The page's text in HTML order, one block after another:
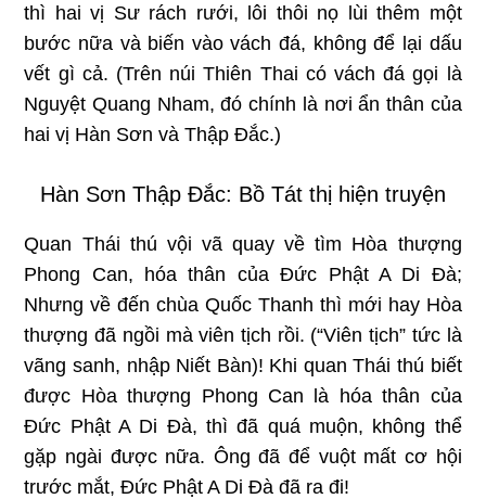
thì hai vị Sư rách rưới, lôi thôi nọ lùi thêm một
bước nữa và biến vào vách đá, không để lại dấu
vết gì cả. (Trên núi Thiên Thai có vách đá gọi là
Nguyệt Quang Nham, đó chính là nơi ẩn thân của
hai vị Hàn Sơn và Thập Ðắc.)
Hàn Sơn Thập Đắc: Bồ Tát thị hiện truyện
Quan Thái thú vội vã quay về tìm Hòa thượng
Phong Can, hóa thân của Ðức Phật A Di Ðà;
Nhưng về đến chùa Quốc Thanh thì mới hay Hòa
thượng đã ngồi mà viên tịch rồi. (“Viên tịch” tức là
vãng sanh, nhập Niết Bàn)! Khi quan Thái thú biết
được Hòa thượng Phong Can là hóa thân của
Ðức Phật A Di Ðà, thì đã quá muộn, không thể
gặp ngài được nữa. Ông đã để vuột mất cơ hội
trước mắt, Ðức Phật A Di Ðà đã ra đi!